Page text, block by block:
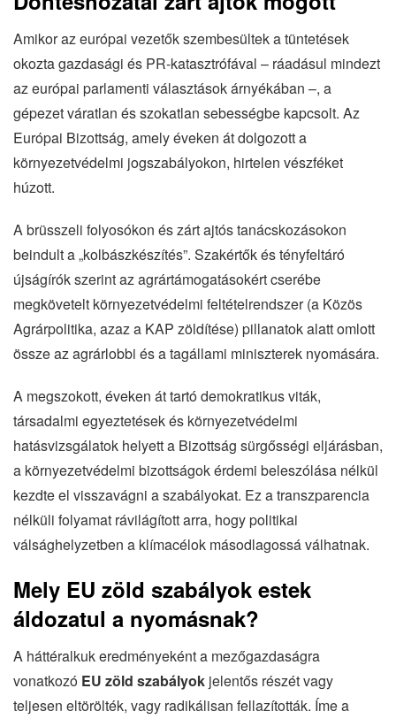
Amikor az európai vezetők szembesültek a tüntetések
okozta gazdasági és PR-katasztrófával – ráadásul mindezt
az európai parlamenti választások árnyékában –, a
gépezet váratlan és szokatlan sebességbe kapcsolt. Az
Európai Bizottság, amely éveken át dolgozott a
környezetvédelmi jogszabályokon, hirtelen vészféket
húzott.
A brüsszeli folyosókon és zárt ajtós tanácskozásokon
beindult a „kolbászkészítés”. Szakértők és tényfeltáró
újságírók szerint az agrártámogatásokért cserébe
megkövetelt környezetvédelmi feltételrendszer (a Közös
Agrárpolitika, azaz a KAP zöldítése) pillanatok alatt omlott
össze az agrárlobbi és a tagállami miniszterek nyomására.
A megszokott, éveken át tartó demokratikus viták,
társadalmi egyeztetések és környezetvédelmi
hatásvizsgálatok helyett a Bizottság sürgősségi eljárásban,
a környezetvédelmi bizottságok érdemi beleszólása nélkül
kezdte el visszavágni a szabályokat. Ez a transzparencia
nélküli folyamat rávilágított arra, hogy politikai
válsághelyzetben a klímacélok másodlagossá válhatnak.
Mely EU zöld szabályok estek
áldozatul a nyomásnak?
A háttéralkuk eredményeként a mezőgazdaságra
vonatkozó EU zöld szabályok jelentős részét vagy
teljesen eltörölték, vagy radikálisan fellazították. Íme a